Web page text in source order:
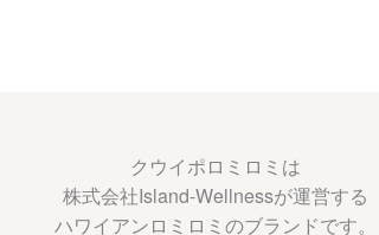
クウイポロミロミは
株式会社Island-Wellnessが運営する
ハワイアンロミロミのブランドです。